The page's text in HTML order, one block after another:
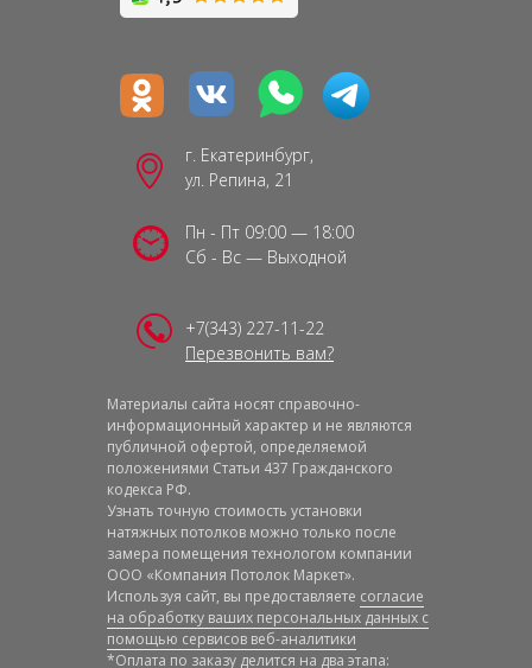
г. Екатеринбург,
ул. Репина, 21
Пн - Пт 09:00 — 18:00
Сб - Вс — Выходной
+7(343) 227-11-22
Перезвонить вам?
Материалы сайта носят справочно-
информационный характер и не являются
публичной офертой, определяемой
положениями Статьи 437 Гражданского
кодекса РФ.
Узнать точную стоимость установки
натяжных потолков можно только после
замера помещения технологом компании
ООО «Компания Потолок Маркет».
Используя сайт, вы предоставляете согласие
на обработку ваших персональных данных с
помощью сервисов веб-аналитики
*Оплата по заказу делится на два этапа: